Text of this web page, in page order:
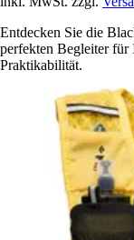
Entdecken Sie die
perfekten Begleiter
Praktikabilität.